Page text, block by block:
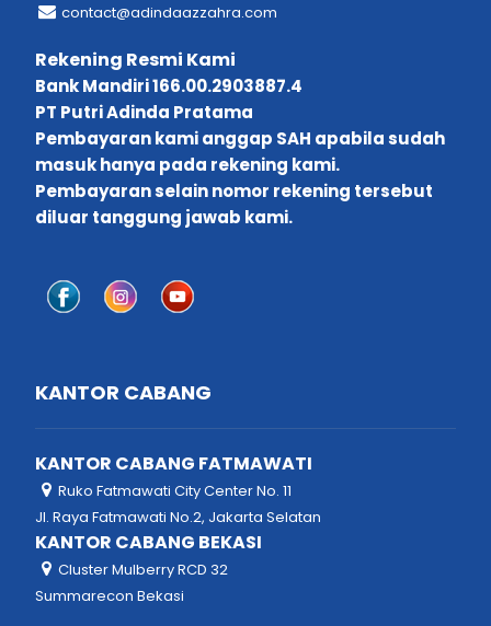
contact@adindaazzahra.com
Rekening Resmi Kami
Bank Mandiri 166.00.2903887.4
PT Putri Adinda Pratama
Pembayaran kami anggap SAH apabila sudah
masuk hanya pada rekening kami.
Pembayaran selain nomor rekening tersebut
diluar tanggung jawab kami.
KANTOR CABANG
KANTOR CABANG FATMAWATI
Ruko Fatmawati City Center No. 11
Jl. Raya Fatmawati No.2, Jakarta Selatan
KANTOR CABANG BEKASI
Cluster Mulberry RCD 32
Summarecon Bekasi